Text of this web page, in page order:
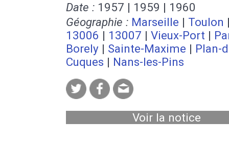
Date : 1957 | 1959 | 1960
Géographie : Marseille | Toulon
13006 | 13007 | Vieux-Port |
Borely | Sainte-Maxime | Plan-
Cuques | Nans-les-Pins
Voir la notice